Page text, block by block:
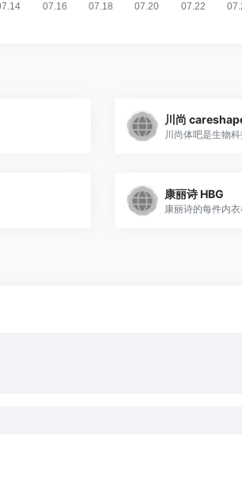
川尚
川尚体吧是生物
康丽诗 HBG
康丽诗的每件内